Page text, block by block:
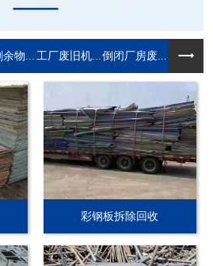
物... 工厂废旧机... 倒闭厂房废...
彩钢板拆除回收